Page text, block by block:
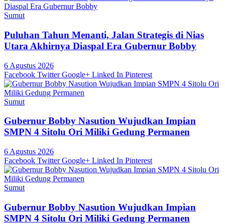
Sumut
Puluhan Tahun Menanti, Jalan Strategis di Nias
Utara Akhirnya Diaspal Era Gubernur Bobby
6 Agustus 2026
Facebook Twitter Google+ Linked In Pinterest
Sumut
Gubernur Bobby Nasution Wujudkan Impian
SMPN 4 Sitolu Ori Miliki Gedung Permanen
6 Agustus 2026
Facebook Twitter Google+ Linked In Pinterest
Sumut
Gubernur Bobby Nasution Wujudkan Impian
SMPN 4 Sitolu Ori Miliki Gedung Permanen